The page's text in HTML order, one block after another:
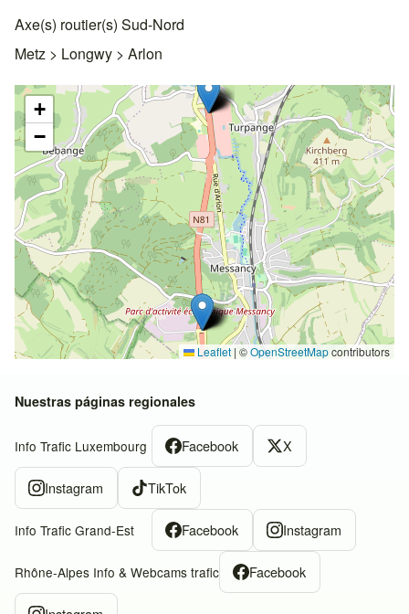
Axe(s) routier(s) Sud-Nord
Metz > Longwy > Arlon
+
−
Leaflet | ©OpenStreetMapcontributors
Nuestras páginas regionales
Info Trafic Luxembourg Facebook X
Instagram TikTok
Info Trafic Grand-Est Facebook Instagram
Rhône-Alpes Info & Webcams trafic Facebook